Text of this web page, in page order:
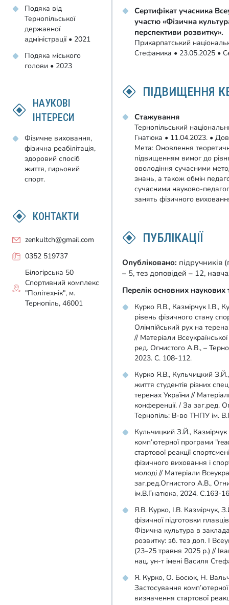
Подяка від
Тернопільської
державної
адміністрації • 2021
Подяка міського
голови • 2023
НАУКОВІ
ІНТЕРЕСИ
Фізичне виховання,
фізична реабілітація,
здоровий спосіб
життя, гирьовий
спорт.
КОНТАКТИ
zenkultch@gmail.com
0352 519737
Білогірська 50
Спортивний комплекс
"Політехнік", м.
Тернопіль, 46001
Сертифікат учасника
участю «Фізична
перспективи розвитку».
Прикарпатський
Стефаника • 23.05.2025 •
ПІДВИЩЕННЯ
Стажування
Тернопільський
Гнатюка • 11.04.2023. •
Мета: Оновлення
підвищенням вимог до рівня
оволодіння сучасними
знань, а також обмін
сучасними науково-
занять фізичного
ПУБЛІКАЦІЇ
Опубліковано: підручників
– 5, тез доповідей – 12,
Перелік основних
Курко Я.В., Казмірчук І.В.,
рівень фізичного стану
Олімпійський рух на
// Матеріали
ред. Огнистого А.В., –
2023. С. 108-112.
Курко Я.В., Кульчицкий
життя студентів різних
теренах України //
конференції. / За заг.ред.
Тернопіль: В-во ТНПУ ім.
Кульчицкий З.Й.,
комп’ютерної програми
cтартової реакції
фізичного виховання і
молоді // Матеріали
заг.ред.Огнистого А.В.,
ім.В.Гнатюка, 2024. С.163-
Я.В. Курко, І.В. Казмірчук,
фізичної підготовки
Фізична культура в
розвитку: зб. тез доп. І
(23–25 травня 2025 р.) //
нац. ун-т імені Василя
Я. Курко, О. Босюк, Н.
Застосування
визначення стартової